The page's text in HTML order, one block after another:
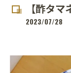
【酢タ
2023/07/28